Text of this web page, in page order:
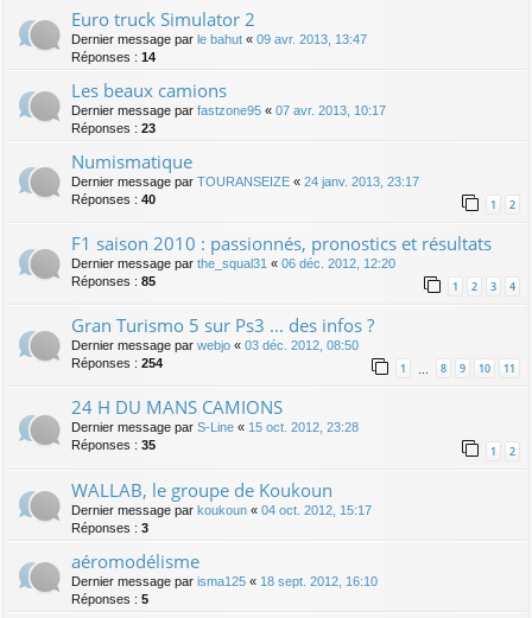
Euro truck Simulator 2
Dernier message par le bahut « 09 avr. 2013, 13:47
Réponses : 14
Les beaux camions
Dernier message par fastzone95 « 07 avr. 2013, 10:17
Réponses : 23
Numismatique
Dernier message par TOURANSEIZE « 24 janv. 2013, 23:17
Réponses : 40 1 2
F1 saison 2010 : passionnés, pronostics et résultats
Dernier message par the_squal31 « 06 déc. 2012, 12:20
Réponses : 85 1 2 3 4
Gran Turismo 5 sur Ps3 ... des infos ?
Dernier message par webjo « 03 déc. 2012, 08:50
Réponses : 254 1 … 8 9 10 11
24 H DU MANS CAMIONS
Dernier message par S-Line « 15 oct. 2012, 23:28
Réponses : 35 1 2
WALLAB, le groupe de Koukoun
Dernier message par koukoun « 04 oct. 2012, 15:17
Réponses : 3
aéromodélisme
Dernier message par isma125 « 18 sept. 2012, 16:10
Réponses : 5